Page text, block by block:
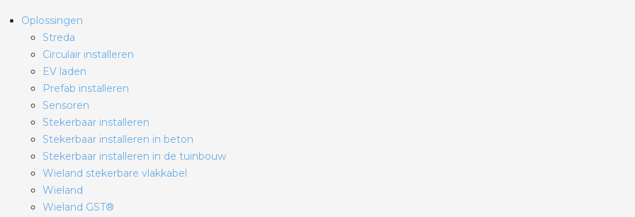
Oplossingen
Streda
Circulair installeren
EV laden
Prefab installeren
Sensoren
Stekerbaar installeren
Stekerbaar installeren in beton
Stekerbaar installeren in de tuinbouw
Wieland stekerbare vlakkabel
Wieland
Wieland GST®